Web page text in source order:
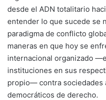
desde el ADN totalitario
entender lo que sucede se
paradigma de conflicto
maneras en que hoy se
internacional organizado
instituciones en sus
propio— contra sociedades
democráticos de derecho.